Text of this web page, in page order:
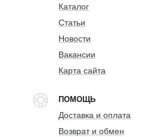
Каталог
Статьи
Новости
Вакансии
Карта сайта
ПОМОЩЬ
Доставка и оплата
Возврат и обмен